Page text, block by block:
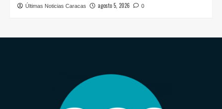
Últimas Noticias Caracas agosto 5, 2026 0